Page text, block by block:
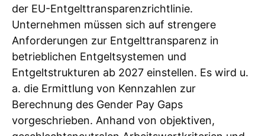
der EU-Entgelttransparenzrichtlinie.
Unternehmen müssen sich auf strengere
Anforderungen zur Entgelttransparenz in
betrieblichen Entgeltsystemen und
Entgeltstrukturen ab 2027 einstellen. Es wird u.
a. die Ermittlung von Kennzahlen zur
Berechnung des Gender Pay Gaps
vorgeschrieben. Anhand von objektiven,